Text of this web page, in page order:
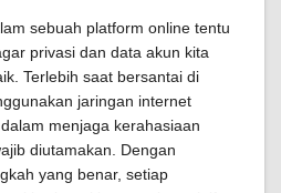
sebuah platform online tentu
privasi dan data akun kita
Terlebih saat bersantai di
jaringan internet
menjaga kerahasiaan
diutamakan. Dengan
yang benar, setiap